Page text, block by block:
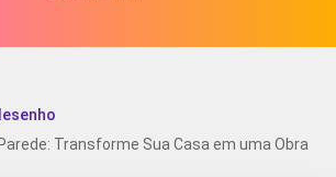
Transforme Sua Casa em uma Obra